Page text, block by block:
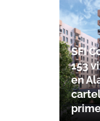
SFI
153
en